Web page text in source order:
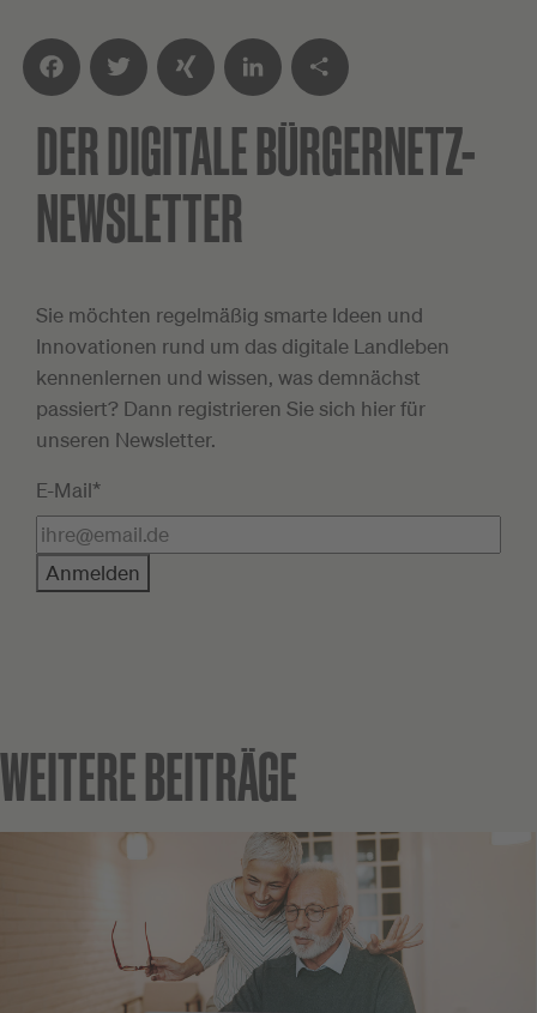
FacebookTwitter XING LinkedInTeilen
DER DIGITALEBÜRGERNETZ-
NEWSLETTER
Sie möchten regelmäßig smarte Ideen und
Innovationen rund um das digitale Landleben
kennenlernen und wissen, was demnächst
passiert? Dann registrieren Sie sich hier für
unseren Newsletter.
E-Mail*
Anmelden
WEITERE BEITRÄGE